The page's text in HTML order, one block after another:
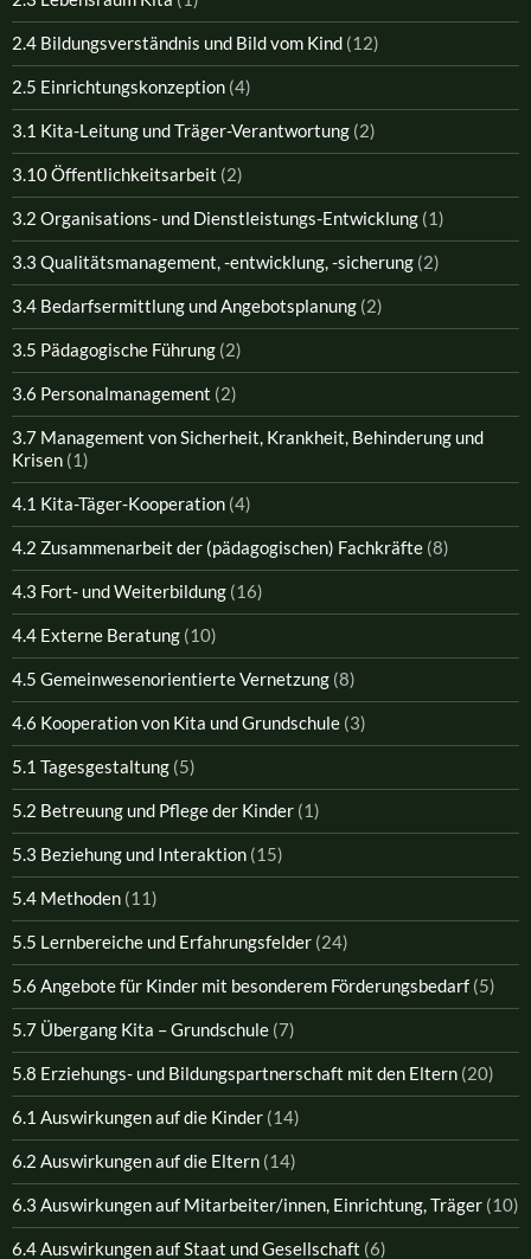
2.4 Bildungsverständnis und Bild vom Kind (12)
2.5 Einrichtungskonzeption (4)
3.1 Kita-Leitung und Träger-Verantwortung (2)
3.10 Öffentlichkeitsarbeit (2)
3.2 Organisations- und Dienstleistungs-Entwicklung (1)
3.3 Qualitätsmanagement, -entwicklung, -sicherung (2)
3.4 Bedarfsermittlung und Angebotsplanung (2)
3.5 Pädagogische Führung (2)
3.6 Personalmanagement (2)
3.7 Management von Sicherheit, Krankheit, Behinderung und
Krisen (1)
4.1 Kita-Täger-Kooperation (4)
4.2 Zusammenarbeit der (pädagogischen) Fachkräfte (8)
4.3 Fort- und Weiterbildung (16)
4.4 Externe Beratung (10)
4.5 Gemeinwesenorientierte Vernetzung (8)
4.6 Kooperation von Kita und Grundschule (3)
5.1 Tagesgestaltung (5)
5.2 Betreuung und Pflege der Kinder (1)
5.3 Beziehung und Interaktion (15)
5.4 Methoden (11)
5.5 Lernbereiche und Erfahrungsfelder (24)
5.6 Angebote für Kinder mit besonderem Förderungsbedarf (5)
5.7 Übergang Kita – Grundschule (7)
5.8 Erziehungs- und Bildungspartnerschaft mit den Eltern (20)
6.1 Auswirkungen auf die Kinder (14)
6.2 Auswirkungen auf die Eltern (14)
6.3 Auswirkungen auf Mitarbeiter/innen, Einrichtung, Träger (10)
6.4 Auswirkungen auf Staat und Gesellschaft (6)